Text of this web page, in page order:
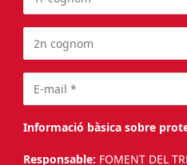
Informació bàsica sobre
Responsable: FOMENT DEL